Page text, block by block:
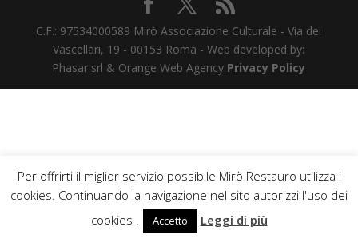
C.F.: 97534000589 Mirò Associazione Culturale - Via dei
Vascellari, 19 - 00153 Roma - Web developed by:
Phasar srl & Orange Web Agency Privacy Policy
Per offrirti il miglior servizio possibile Mirò Restauro utilizza i
cookies. Continuando la navigazione nel sito autorizzi l'uso dei
cookies .
Accetto Leggi di più